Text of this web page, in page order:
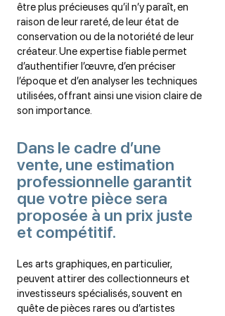
être plus précieuses qu’il n’y paraît, en
raison de leur rareté, de leur état de
conservation ou de la notoriété de leur
créateur. Une expertise fiable permet
d’authentifier l’œuvre, d’en préciser
l’époque et d’en analyser les techniques
utilisées, offrant ainsi une vision claire de
son importance.
Dans le cadre d’une
vente, une estimation
professionnelle garantit
que votre pièce sera
proposée à un prix juste
et compétitif.
Les arts graphiques, en particulier,
peuvent attirer des collectionneurs et
investisseurs spécialisés, souvent en
quête de pièces rares ou d’artistes